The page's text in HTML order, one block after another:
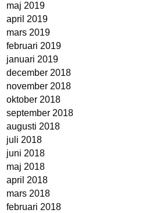
maj 2019
april 2019
mars 2019
februari 2019
januari 2019
december 2018
november 2018
oktober 2018
september 2018
augusti 2018
juli 2018
juni 2018
maj 2018
april 2018
mars 2018
februari 2018